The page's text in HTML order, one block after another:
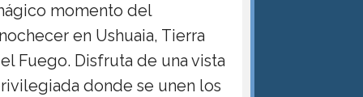
momento del
en Ushuaia, Tierra
Fuego. Disfruta de una vista
donde se unen los